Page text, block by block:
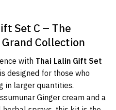
Set C – The
Collection
with Thai Lalin Gift Set
designed for those who
in larger quantities.
Ginger cream and a